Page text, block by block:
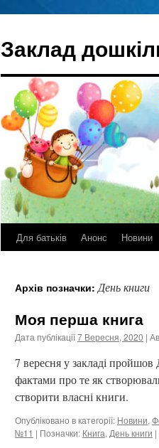
вмісту
Заклад
Для батьків Анонс Новини
Архів позначки:День книги
Моя перша книга
Дата публікації7 Вересня, 2020 |
7 вересня у закладі
фактами про те як
створити власні книги.
Опубліковано в категорії: Новини,
№11 | Позначки: Книга, День книги |